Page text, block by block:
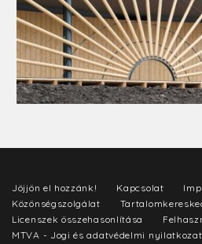
Jöjjön el hozzánk! Kapcsolat
Közönségszolgálat
Licenszek összehasonlítása
MTVA - Jogi és adatvédelmi nyilatkozat